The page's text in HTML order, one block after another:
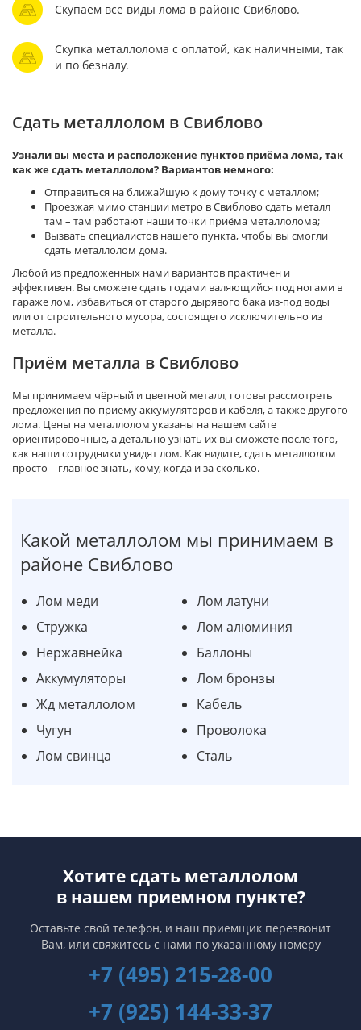
Скупаем все виды лома в районе Свиблово.
Скупка металлолома с оплатой, как наличными, так
и по безналу.
Сдать металлолом в Свиблово
Узнали вы места и расположение пунктов приёма лома, так
как же сдать металлолом? Вариантов немного:
Отправиться на ближайшую к дому точку с металлом;
Проезжая мимо станции метро в Свиблово сдать металл
там – там работают наши точки приёма металлолома;
Вызвать специалистов нашего пункта, чтобы вы смогли
сдать металлолом дома.
Любой из предложенных нами вариантов практичен и
эффективен. Вы сможете сдать годами валяющийся под ногами в
гараже лом, избавиться от старого дырявого бака из-под воды
или от строительного мусора, состоящего исключительно из
металла.
Приём металла в Свиблово
Мы принимаем чёрный и цветной металл, готовы рассмотреть
предложения по приёму аккумуляторов и кабеля, а также другого
лома. Цены на металлолом указаны на нашем сайте
ориентировочные, а детально узнать их вы сможете после того,
как наши сотрудники увидят лом. Как видите, сдать металлолом
просто – главное знать, кому, когда и за сколько.
Какой металлолом мы принимаем в
районе Свиблово
Лом меди
Лом латуни
Стружка
Лом алюминия
Нержавнейка
Баллоны
Аккумуляторы
Лом бронзы
Жд металлолом
Кабель
Чугун
Проволока
Лом свинца
Сталь
Хотите сдать металлолом
в нашем приемном пункте?
Оставьте свой телефон, и наш приемщик перезвонит
Вам, или свяжитесь с нами по указанному номеру
+7 (495) 215-28-00
+7 (925) 144-33-37